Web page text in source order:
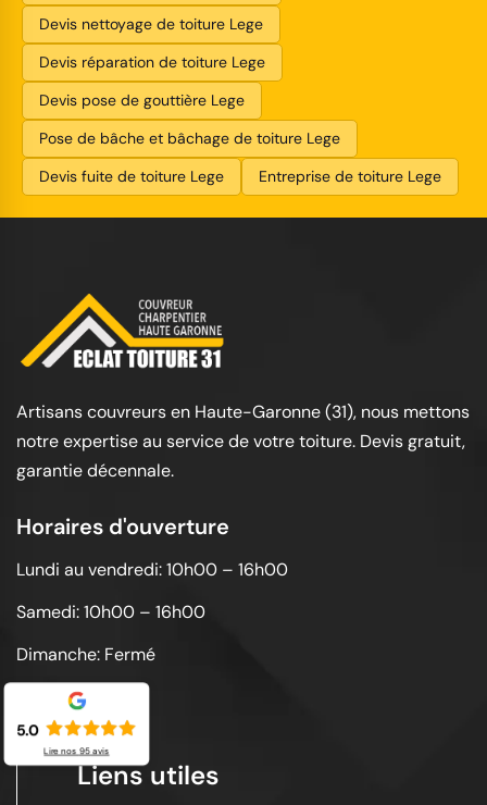
Devis nettoyage de toiture Lege
Devis réparation de toiture Lege
Devis pose de gouttière Lege
Pose de bâche et bâchage de toiture Lege
Devis fuite de toiture Lege
Entreprise de toiture Lege
Artisans couvreurs en Haute-Garonne (31), nous mettons
notre expertise au service de votre toiture. Devis gratuit,
garantie décennale.
Horaires d'ouverture
Lundi au vendredi: 10h00 – 16h00
Samedi: 10h00 – 16h00
Dimanche: Fermé
Liens utiles
5.0
Lire nos 95avis